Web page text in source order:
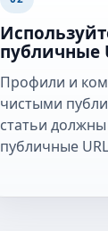
публичные
Профили и
чистыми
статьи
публичные